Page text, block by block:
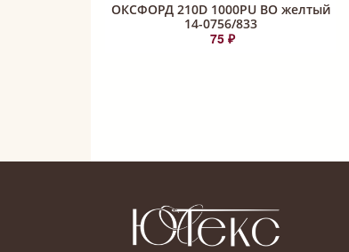
ОКСФОРД 210D 1000PU ВО желтый
14-0756/833
75 ₽